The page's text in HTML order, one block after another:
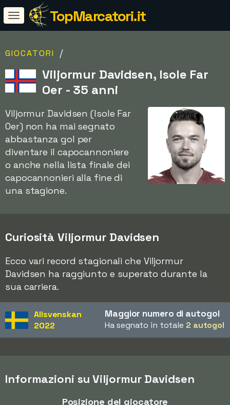
TopMarcatori.it
GIOCATORI /
Viljormur Davidsen, Isole Far
Oer - 35 anni
Viljormur Davidsen (Isole Far
Oer) non ha mai segnato
abbastanza gol per
diventare il capocannoniere
o anche nella lista finale dei
capocannonieri alla fine di
una stagione.
Curiosità Viljormur Davidsen
Ecco vari record stagionali che Viljormur
Davidsen ha raggiunto e superato durante la
sua carriera.
Allsvenskan
2022
Maggior numero di autogol
Ha segnato in totale 2 autogol
Informazioni su Viljormur Davidsen
Posizione del giocatore